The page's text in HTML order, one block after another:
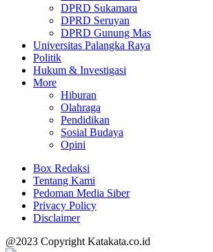
DPRD Sukamara
DPRD Seruyan
DPRD Gunung Mas
Universitas Palangka Raya
Politik
Hukum & Investigasi
More
Hiburan
Olahraga
Pendidikan
Sosial Budaya
Opini
Box Redaksi
Tentang Kami
Pedoman Media Siber
Privacy Policy
Disclaimer
@2023 Copyright Katakata.co.id